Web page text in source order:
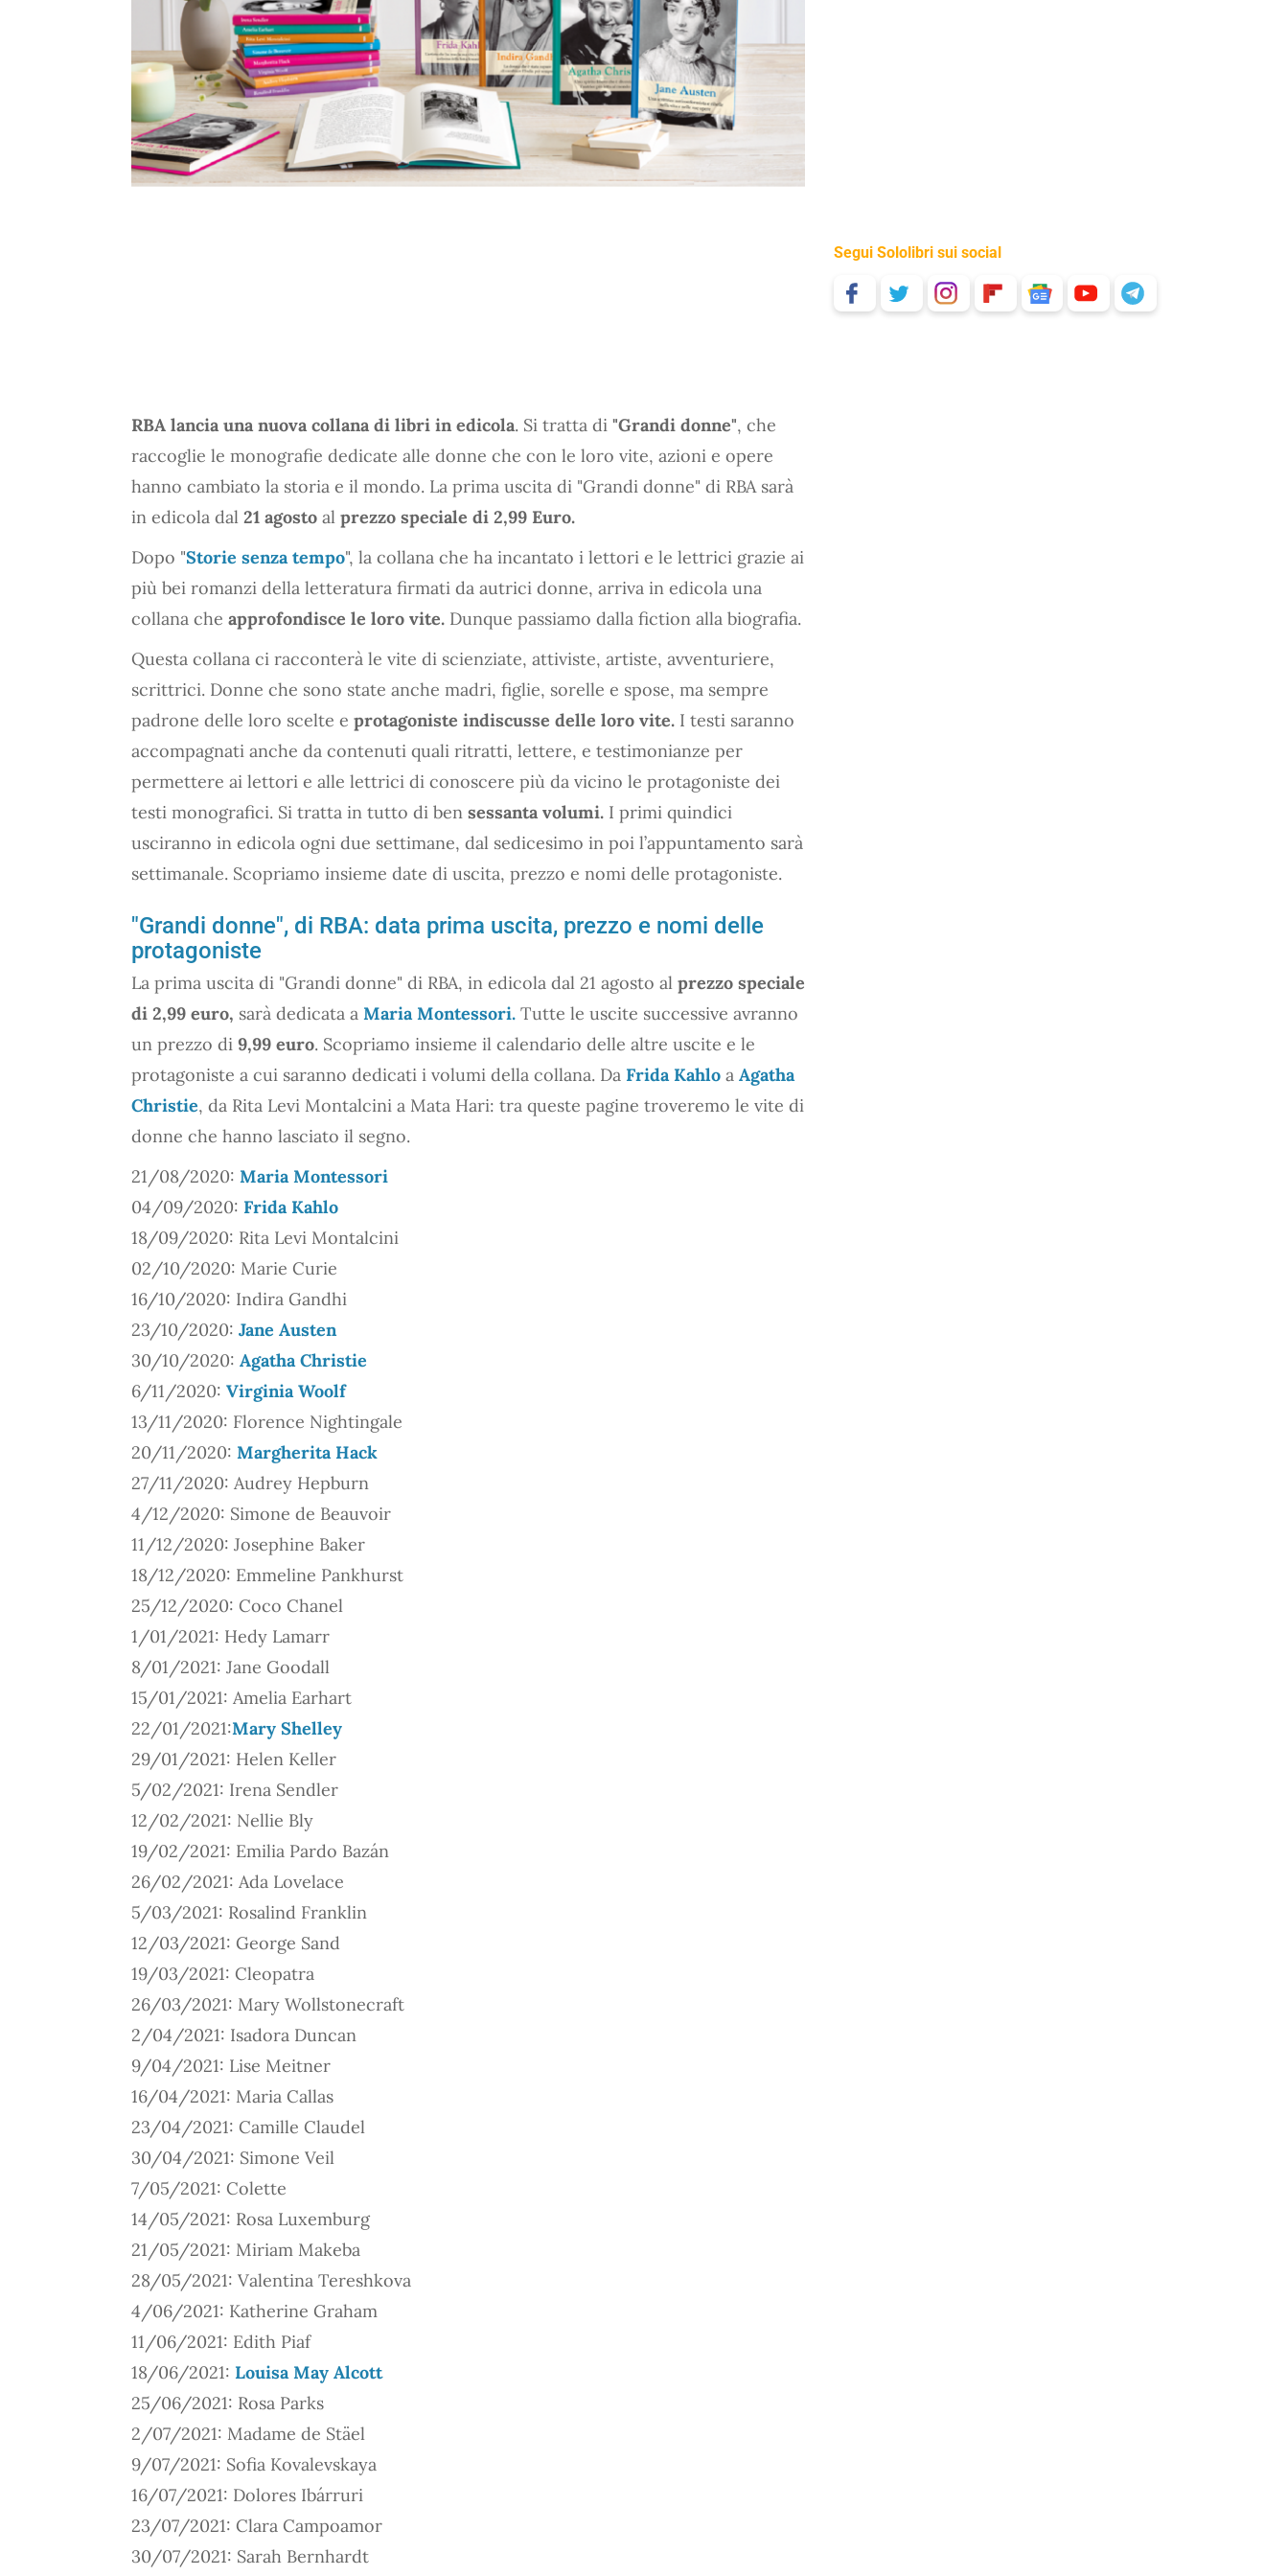
RBA lancia una nuova collana di libri in edicola. Si tratta di "Grandi donne", che
raccoglie le monografie dedicate alle donne che con le loro vite, azioni e opere
hanno cambiato la storia e il mondo. La prima uscita di "Grandi donne" di RBA sarà
in edicola dal 21 agosto al prezzo speciale di 2,99 Euro.
Dopo "Storie senza tempo", la collana che ha incantato i lettori e le lettrici grazie ai
più bei romanzi della letteratura firmati da autrici donne, arriva in edicola una
collana che approfondisce le loro vite. Dunque passiamo dalla fiction alla biografia.
Questa collana ci racconterà le vite di scienziate, attiviste, artiste, avventuriere,
scrittrici. Donne che sono state anche madri, figlie, sorelle e spose, ma sempre
padrone delle loro scelte e protagoniste indiscusse delle loro vite. I testi saranno
accompagnati anche da contenuti quali ritratti, lettere, e testimonianze per
permettere ai lettori e alle lettrici di conoscere più da vicino le protagoniste dei
testi monografici. Si tratta in tutto di ben sessanta volumi. I primi quindici
usciranno in edicola ogni due settimane, dal sedicesimo in poi l’appuntamento sarà
settimanale. Scopriamo insieme date di uscita, prezzo e nomi delle protagoniste.
"Grandi donne", di RBA: data prima uscita, prezzo e nomi delle
protagoniste
La prima uscita di "Grandi donne" di RBA, in edicola dal 21 agosto al prezzo speciale
di 2,99 euro, sarà dedicata a Maria Montessori. Tutte le uscite successive avranno
un prezzo di 9,99 euro. Scopriamo insieme il calendario delle altre uscite e le
protagoniste a cui saranno dedicati i volumi della collana. Da Frida Kahlo a Agatha
Christie, da Rita Levi Montalcini a Mata Hari: tra queste pagine troveremo le vite di
donne che hanno lasciato il segno.
21/08/2020: Maria Montessori
04/09/2020: Frida Kahlo
18/09/2020: Rita Levi Montalcini
02/10/2020: Marie Curie
16/10/2020: Indira Gandhi
23/10/2020: Jane Austen
30/10/2020: Agatha Christie
6/11/2020: Virginia Woolf
13/11/2020: Florence Nightingale
20/11/2020: Margherita Hack
27/11/2020: Audrey Hepburn
4/12/2020: Simone de Beauvoir
11/12/2020: Josephine Baker
18/12/2020: Emmeline Pankhurst
25/12/2020: Coco Chanel
1/01/2021: Hedy Lamarr
8/01/2021: Jane Goodall
15/01/2021: Amelia Earhart
22/01/2021:Mary Shelley
29/01/2021: Helen Keller
5/02/2021: Irena Sendler
12/02/2021: Nellie Bly
19/02/2021: Emilia Pardo Bazán
26/02/2021: Ada Lovelace
5/03/2021: Rosalind Franklin
12/03/2021: George Sand
19/03/2021: Cleopatra
26/03/2021: Mary Wollstonecraft
2/04/2021: Isadora Duncan
9/04/2021: Lise Meitner
16/04/2021: Maria Callas
23/04/2021: Camille Claudel
30/04/2021: Simone Veil
7/05/2021: Colette
14/05/2021: Rosa Luxemburg
21/05/2021: Miriam Makeba
28/05/2021: Valentina Tereshkova
4/06/2021: Katherine Graham
11/06/2021: Edith Piaf
18/06/2021: Louisa May Alcott
25/06/2021: Rosa Parks
2/07/2021: Madame de Stäel
9/07/2021: Sofia Kovalevskaya
16/07/2021: Dolores Ibárruri
23/07/2021: Clara Campoamor
30/07/2021: Sarah Bernhardt
Segui Sololibri sui social